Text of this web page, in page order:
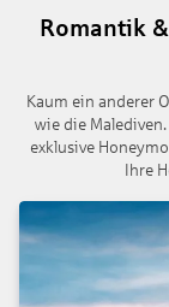
Romantik
Kaum ein anderer
wie die
exklusive
Ihre